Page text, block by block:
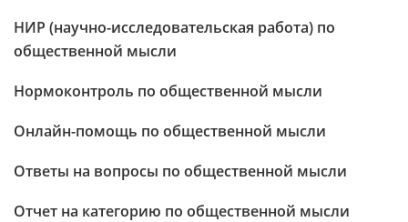
НИР (научно-исследовательская работа) по
общественной мысли
Нормоконтроль по общественной мысли
Онлайн-помощь по общественной мысли
Ответы на вопросы по общественной мысли
Отчет на категорию по общественной мысли